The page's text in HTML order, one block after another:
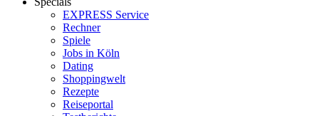
EXPRESS Service
Rechner
Spiele
Jobs in Köln
Dating
Shoppingwelt
Rezepte
Reiseportal